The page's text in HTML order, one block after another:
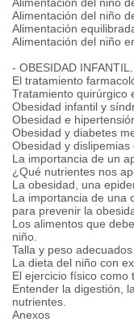
Alimentación del niño
Alimentación
Alimentación del niño
- OBESIDAD INFANTIL.
El tratamiento
Tratamiento quirúrgico
Obesidad infantil y
Obesidad e
Obesidad y diabetes
Obesidad y dislipemias
La importancia de un
¿Qué nutrientes nos
La obesidad, una
La importancia de una
para prevenir la
Los alimentos que
niño.
Talla y peso
La dieta del niño con
El ejercicio físico como
Entender la digestión,
nutrientes.
Anexos